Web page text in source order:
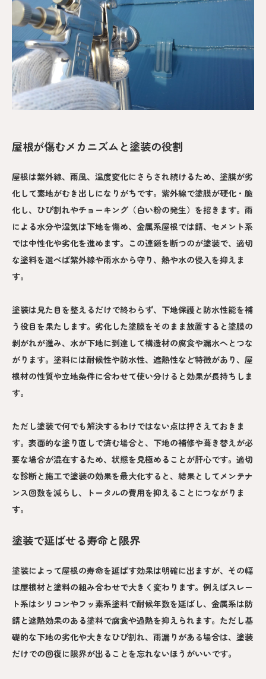
屋根が傷むメカニズムと塗装の役割
屋根は紫外線、雨風、温度変化にさらされ続けるため、塗膜が劣
化して素地がむき出しになりがちです。紫外線で塗膜が硬化・脆
化し、ひび割れやチョーキング（白い粉の発生）を招きます。雨
による水分や湿気は下地を傷め、金属系屋根では錆、セメント系
では中性化や劣化を進めます。この連鎖を断つのが塗装で、適切
な塗料を選べば紫外線や雨水から守り、熱や水の侵入を抑えま
す。
塗装は見た目を整えるだけで終わらず、下地保護と防水性能を補
う役目を果たします。劣化した塗膜をそのまま放置すると塗膜の
剥がれが進み、水が下地に到達して構造材の腐食や漏水へとつな
がります。塗料には耐候性や防水性、遮熱性など特徴があり、屋
根材の性質や立地条件に合わせて使い分けると効果が長持ちしま
す。
ただし塗装で何でも解決するわけではない点は押さえておきま
す。表面的な塗り直しで済む場合と、下地の補修や葺き替えが必
要な場合が混在するため、状態を見極めることが肝心です。適切
な診断と施工で塗装の効果を最大化すると、結果としてメンテナ
ンス回数を減らし、トータルの費用を抑えることにつながりま
す。
塗装で延ばせる寿命と限界
塗装によって屋根の寿命を延ばす効果は明確に出ますが、その幅
は屋根材と塗料の組み合わせで大きく変わります。例えばスレー
ト系はシリコンやフッ素系塗料で耐候年数を延ばし、金属系は防
錆と遮熱効果のある塗料で腐食や過熱を抑えられます。ただし基
礎的な下地の劣化や大きなひび割れ、雨漏りがある場合は、塗装
だけでの回復に限界が出ることを忘れないほうがいいです。